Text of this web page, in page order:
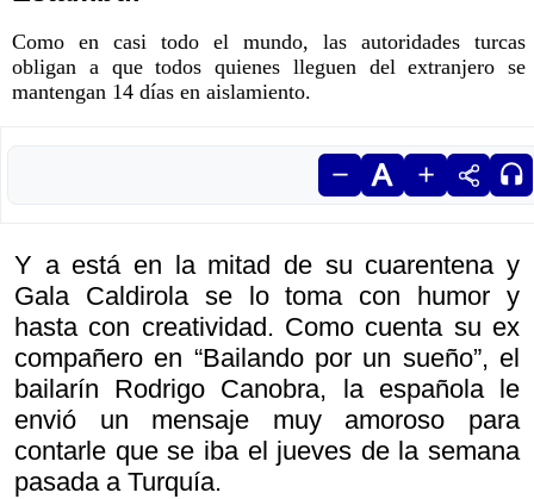
Como en casi todo el mundo, las autoridades turcas
obligan a que todos quienes lleguen del extranjero se
mantengan 14 días en aislamiento.
Y a está en la mitad de su cuarentena y
Gala Caldirola se lo toma con humor y
hasta con creatividad. Como cuenta su ex
compañero en “Bailando por un sueño”, el
bailarín Rodrigo Canobra, la española le
envió un mensaje muy amoroso para
contarle que se iba el jueves de la semana
pasada a Turquía.